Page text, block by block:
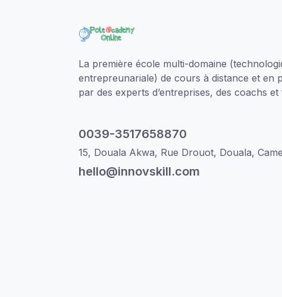
La première école multi-domaine
entrepreunariale) de cours à distance et en
par des experts d’entreprises, des coachs
0039-3517658870
15, Douala Akwa, Rue Drouot, Douala,
hello@innovskill.com